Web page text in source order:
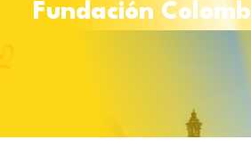
+Curso
Fundación Colomb